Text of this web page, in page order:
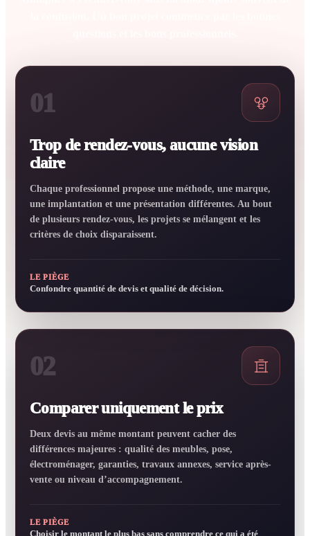
01
Trop de rendez-vous, aucune vision
claire
Chaque professionnel propose une méthode, une marque,
une implantation et une présentation différentes. Au bout
de plusieurs rendez-vous, les projets se mélangent et les
critères de choix disparaissent.
LE PIÈGE
Confondre quantité de devis et qualité de décision.
02
Comparer uniquement le prix
Deux devis au même montant peuvent cacher des
différences majeures : qualité des meubles, pose,
électroménager, garanties, travaux annexes, service après-
vente ou niveau d’accompagnement.
LE PIÈGE
Choisir le montant le plus bas sans comprendre ce qui a été